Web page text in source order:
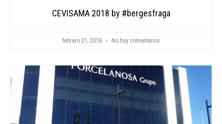
CEVISAMA 2018 by #bergesfraga
febrero 21, 2018 No hay comentarios